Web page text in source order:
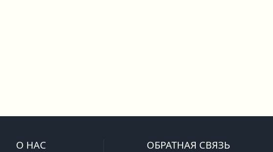
О НАС ОБРАТНАЯ СВЯЗЬ